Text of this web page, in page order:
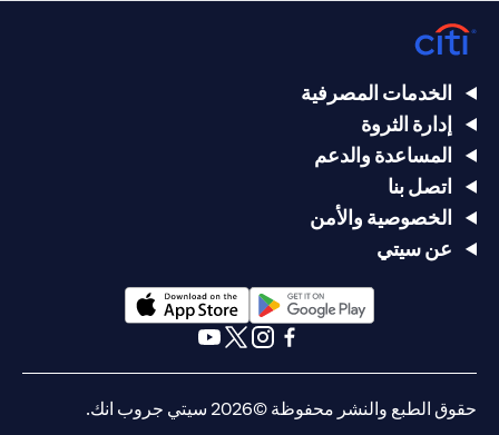
الخدمات المصرفية
إدارة الثروة
المساعدة والدعم
اتصل بنا
الخصوصية والأمن
عن سيتي
opens in a new tab
opens in a new tab
حقوق الطبع والنشر محفوظة ©2026 سيتي جروب انك.